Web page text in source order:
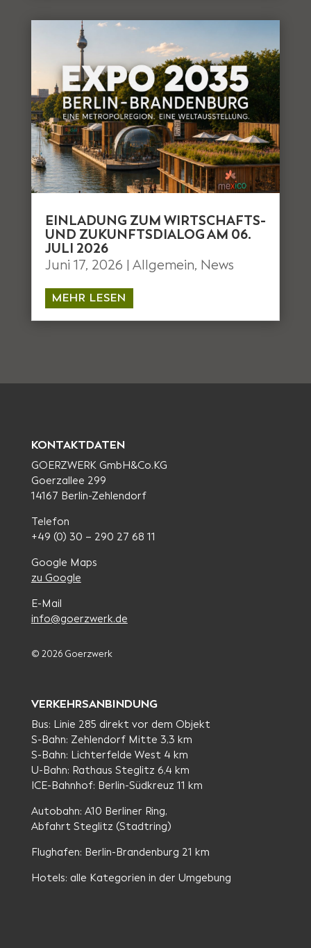
EINLADUNG ZUM WIRTSCHAFTS-
UND ZUKUNFTSDIALOG AM 06.
JULI 2026
Juni 17, 2026 | Allgemein, News
MEHR LESEN
KONTAKTDATEN
GOERZWERK GmbH&Co.KG
Goerzallee 299
14167 Berlin-Zehlendorf
Telefon
+49 (0) 30 – 290 27 68 11
Google Maps
zu Google
E-Mail
info@goerzwerk.de
© 2026 Goerzwerk
VERKEHRSANBINDUNG
Bus: Linie 285 direkt vor dem Objekt
S-Bahn: Zehlendorf Mitte 3,3 km
S-Bahn: Lichterfelde West 4 km
U-Bahn: Rathaus Steglitz 6,4 km
ICE-Bahnhof: Berlin-Südkreuz 11 km
Autobahn: A10 Berliner Ring,
Abfahrt Steglitz (Stadtring)
Flughafen: Berlin-Brandenburg 21 km
Hotels: alle Kategorien in der Umgebung